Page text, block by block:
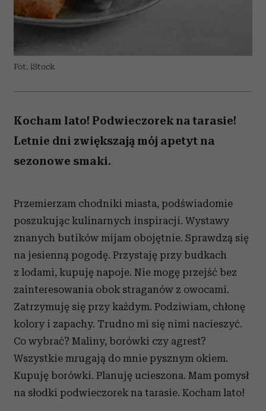
Fot. iStock
Kocham lato! Podwieczorek na tarasie!
Letnie dni zwiększają mój apetyt na
sezonowe smaki.
Przemierzam chodniki miasta, podświadomie
poszukując kulinarnych inspiracji. Wystawy
znanych butików mijam obojętnie. Sprawdzą się
na jesienną pogodę. Przystaję przy budkach
z lodami, kupuję napoje. Nie mogę przejść bez
zainteresowania obok straganów z owocami.
Zatrzymuję się przy każdym. Podziwiam, chłonę
kolory i zapachy. Trudno mi się nimi nacieszyć.
Co wybrać? Maliny, borówki czy agrest?
Wszystkie mrugają do mnie pysznym okiem.
Kupuję borówki. Planuję ucieszona. Mam pomysł
na słodki podwieczorek na tarasie. Kocham lato!